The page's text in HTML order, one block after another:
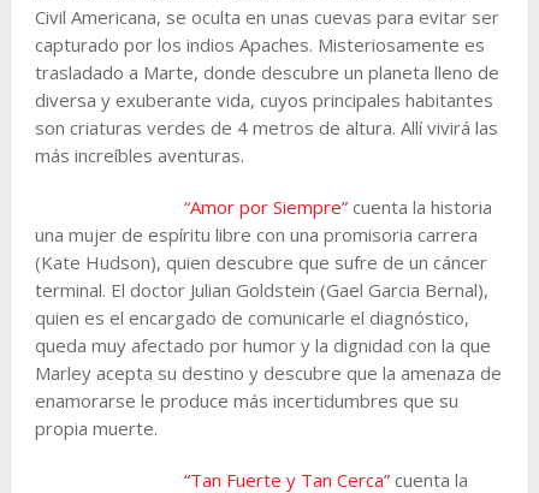
Civil Americana, se oculta en unas cuevas para evitar ser
capturado por los indios Apaches. Misteriosamente es
trasladado a Marte, donde descubre un planeta lleno de
diversa y exuberante vida, cuyos principales habitantes
son criaturas verdes de 4 metros de altura. Allí vivirá las
más increíbles aventuras.
“Amor por Siempre”cuenta la historia
una mujer de espíritu libre con una promisoria carrera
(Kate Hudson), quien descubre que sufre de un cáncer
terminal. El doctor Julian Goldstein (Gael Garcia Bernal),
quien es el encargado de comunicarle el diagnóstico,
queda muy afectado por humor y la dignidad con la que
Marley acepta su destino y descubre que la amenaza de
enamorarse le produce más incertidumbres que su
propia muerte.
“Tan Fuerte y Tan Cerca”cuenta la